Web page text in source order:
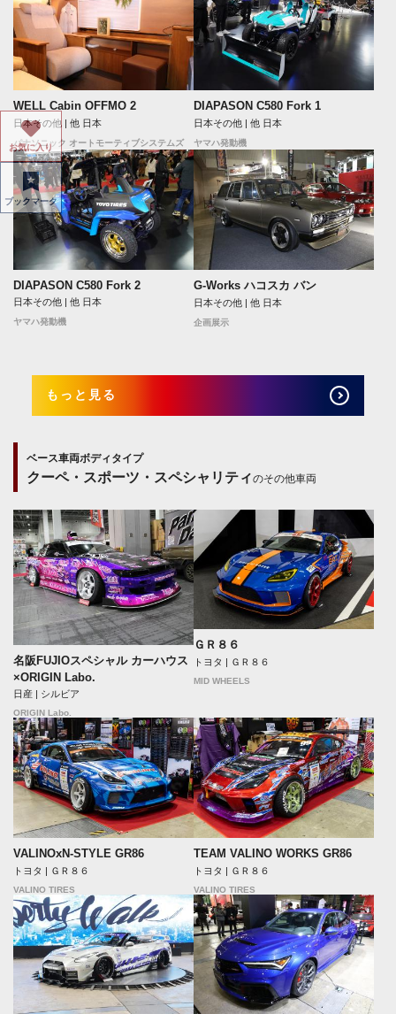
WELL Cabin OFFMO 2
日本その他 | 他 日本
パナソニック オートモーティブシステムズ
DIAPASON C580 Fork 1
日本その他 | 他 日本
ヤマハ発動機
DIAPASON C580 Fork 2
日本その他 | 他 日本
ヤマハ発動機
G-Works ハコスカ バン
日本その他 | 他 日本
企画展示
もっと見る
ベース車両ボディタイプ
クーペ・スポーツ・スペシャリティのその他車両
名阪FUJIOスペシャル カーハウス
×ORIGIN Labo.
日産 | シルビア
ORIGIN Labo.
ＧＲ８６
トヨタ | ＧＲ８６
MID WHEELS
VALINOxN-STYLE GR86
トヨタ | ＧＲ８６
VALINO TIRES
TEAM VALINO WORKS GR86
トヨタ | ＧＲ８６
VALINO TIRES
お気に入り
ブックマーク